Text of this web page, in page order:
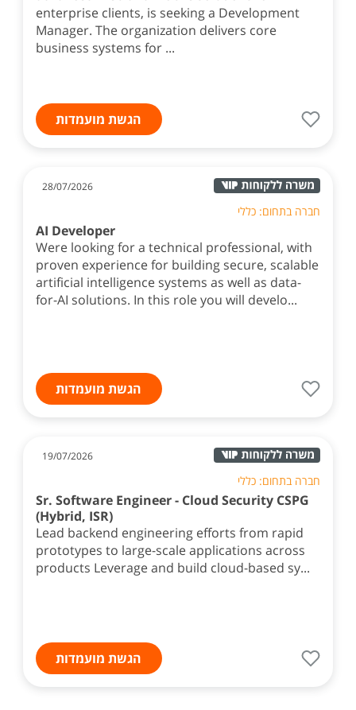
enterprise clients, is seeking a Development
Manager. The organization delivers core
business systems for ...
הגשת מועמדות
28/07/2026
חברה בתחום: כללי
AI Developer
Were looking for a technical professional, with
proven experience for building secure, scalable
artificial intelligence systems as well as data-
for-AI solutions. In this role you will develo...
הגשת מועמדות
19/07/2026
חברה בתחום: כללי
Sr. Software Engineer - Cloud Security CSPG
(Hybrid, ISR)
Lead backend engineering efforts from rapid
prototypes to large-scale applications across
products Leverage and build cloud-based sy...
הגשת מועמדות